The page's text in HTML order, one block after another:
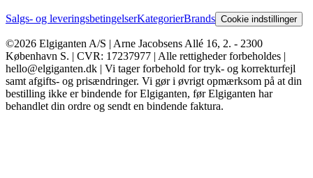
Salgs- og leveringsbetingelserKategorierBrands Cookie indstillinger
©2026 Elgiganten A/S | Arne Jacobsens Allé 16, 2. - 2300
København S. | CVR: 17237977 | Alle rettigheder forbeholdes |
hello@elgiganten.dk | Vi tager forbehold for tryk- og korrekturfejl
samt afgifts- og prisændringer. Vi gør i øvrigt opmærksom på at din
bestilling ikke er bindende for Elgiganten, før Elgiganten har
behandlet din ordre og sendt en bindende faktura.